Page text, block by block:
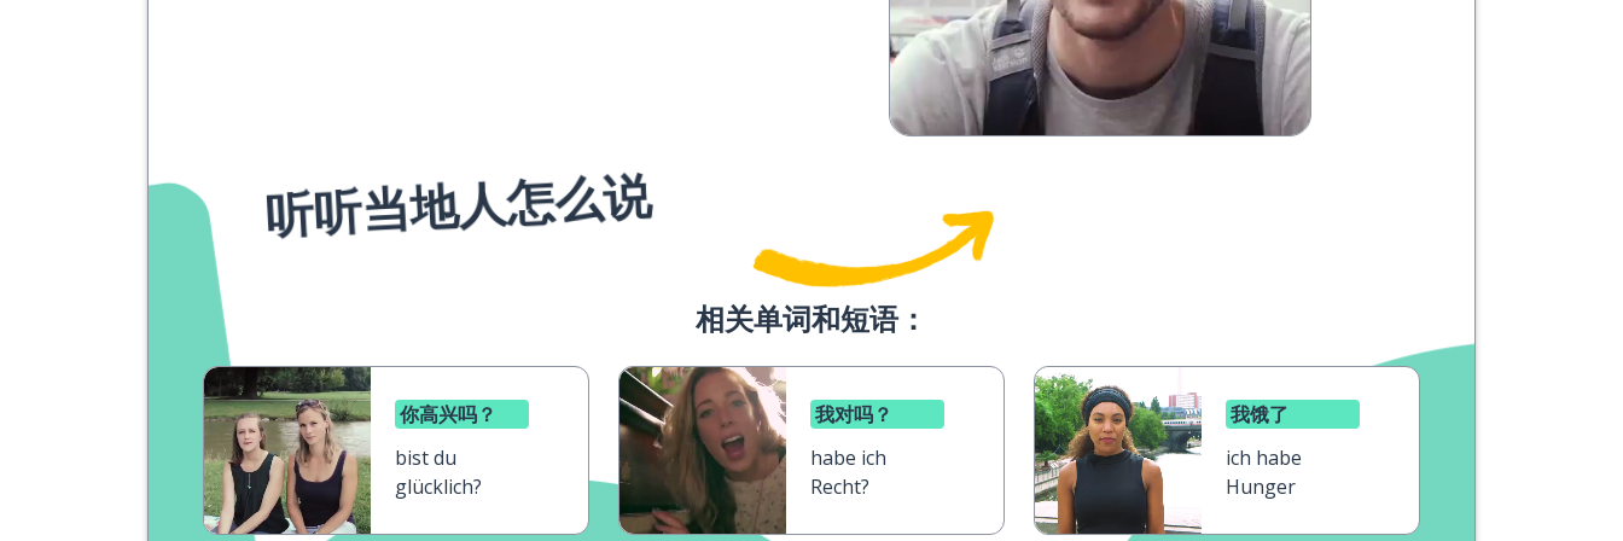
听听当地人怎么说
相关单词和短语：
你高兴吗？
bist du
glücklich?
我对吗？
habe ich
Recht?
我饿了
ich habe
Hunger